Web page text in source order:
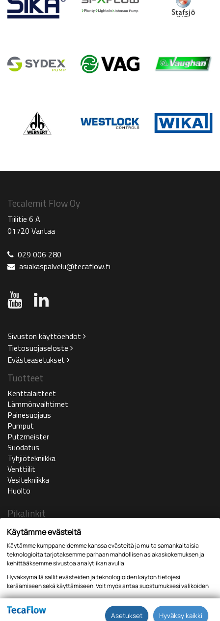
Tecalemit Flow Oy
Tiilitie 6 A
01720 Vantaa
029 006 280
asiakaspalvelu@tecaflow.fi
Sivuston käyttöehdot
Tietosuojaseloste
Evästeasetukset
Tuotteet
Kenttälaitteet
Lämmönvaihtimet
Painesuojaus
Pumput
Putzmeister
Suodatus
Tyhjiötekniikka
Venttiilit
Vesitekniikka
Huolto
Pikalinkit
Ajankohtaista
Yritys
In english
Huoltopyyntö
Lomakkeet
Käytämme evästeitä
Käytämme kumppaneidemme kanssa evästeitä ja muita samankaltaisia
teknologioita tarjotaksemme parhaan mahdollisen asiakaskokemuksen ja
kehittääksemme sivustoa analytiikan avulla.
Hyväksymällä sallit evästeiden ja teknologioiden käytön tietojesi
keräämiseen sekä käyttämiseen. Voit myös antaa suostumuksesi valikoiden
kautta klikkaamalla “Asetukset” painiketta.
Tietosuojaseloste
Asetukset Hyväksy kaikki